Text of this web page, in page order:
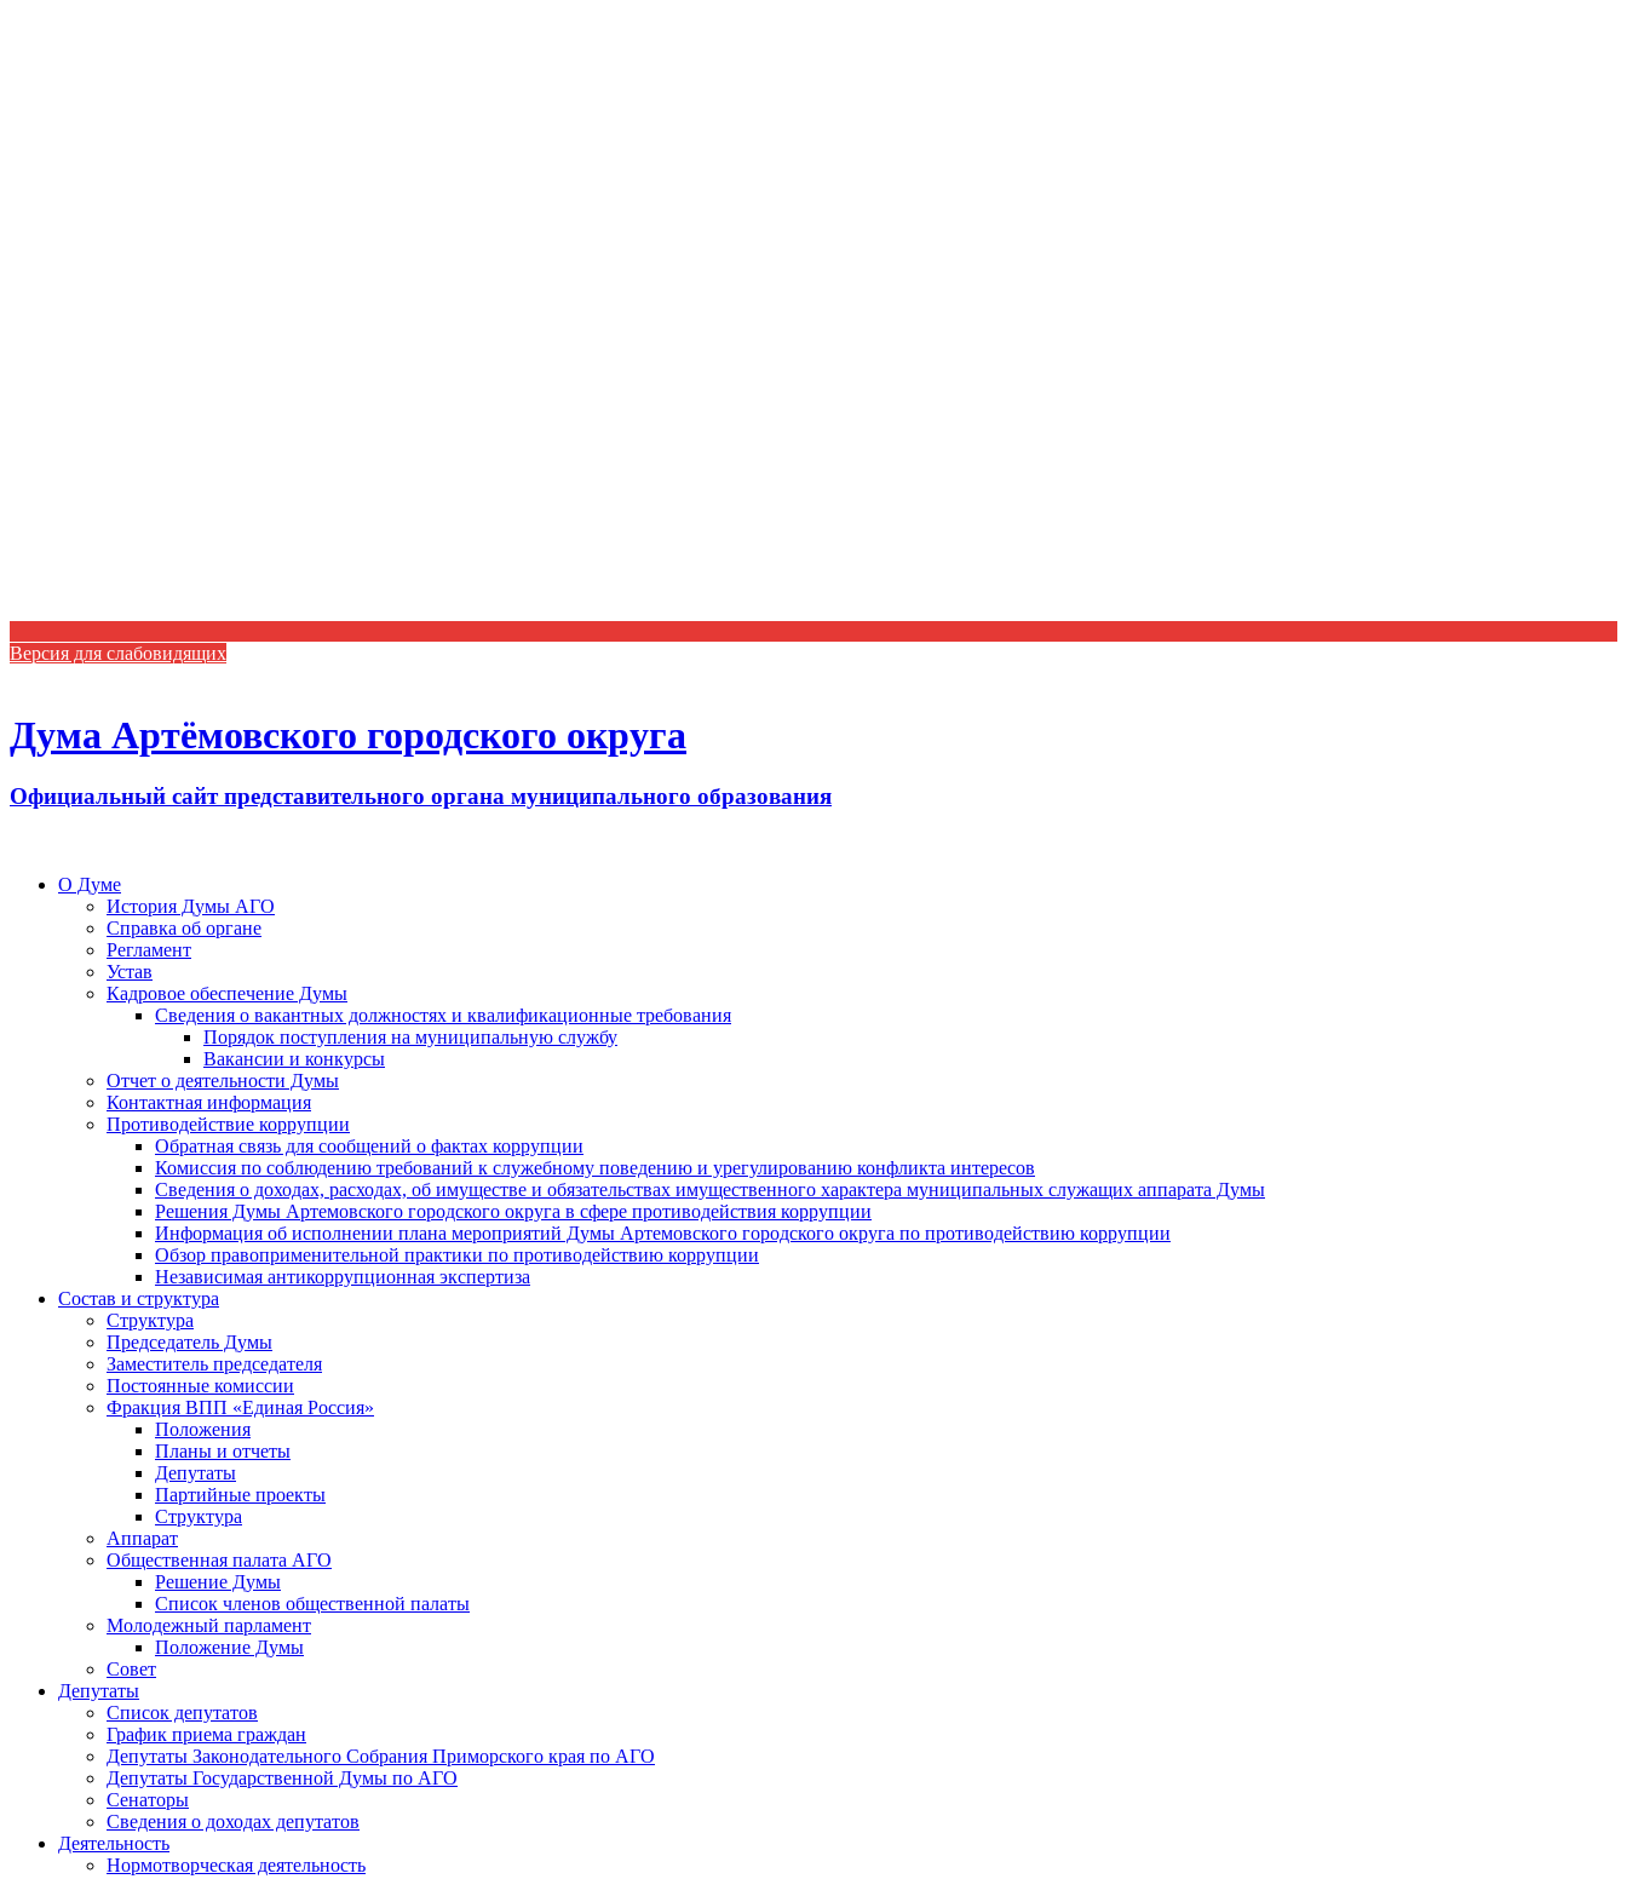
Версия для слабовидящих
Дума Артёмовского городского округа
Официальный сайт представительного органа муниципального образования
О Думе
История Думы АГО
Справка об органе
Регламент
Устав
Кадровое обеспечение Думы
Сведения о вакантных должностях и квалификационные требования
Порядок поступления на муниципальную службу
Вакансии и конкурсы
Отчет о деятельности Думы
Контактная информация
Противодействие коррупции
Обратная связь для сообщений о фактах коррупции
Комиссия по соблюдению требований к служебному поведению и урегулированию конфликта интересов
Сведения о доходах, расходах, об имуществе и обязательствах имущественного характера муниципальных служащих аппарата Думы
Решения Думы Артемовского городского округа в сфере противодействия коррупции
Информация об исполнении плана мероприятий Думы Артемовского городского округа по противодействию коррупции
Обзор правоприменительной практики по противодействию коррупции
Независимая антикоррупционная экспертиза
Состав и структура
Структура
Председатель Думы
Заместитель председателя
Постоянные комиссии
Фракция ВПП «Единая Россия»
Положения
Планы и отчеты
Депутаты
Партийные проекты
Структура
Аппарат
Общественная палата АГО
Решение Думы
Список членов общественной палаты
Молодежный парламент
Положение Думы
Совет
Депутаты
Список депутатов
График приема граждан
Депутаты Законодательного Собрания Приморского края по АГО
Депутаты Государственной Думы по АГО
Сенаторы
Сведения о доходах депутатов
Деятельность
Нормотворческая деятельность